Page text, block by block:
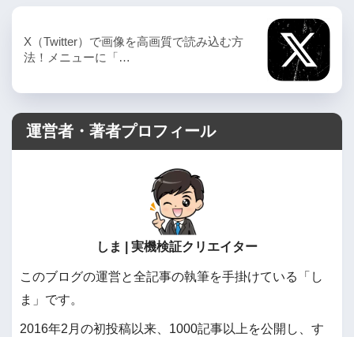
X（Twitter）で画像を高画質で読み込む方
法！メニューに「…
運営者・著者プロフィール
しま | 実機検証クリエイター
このブログの運営と全記事の執筆を手掛けている「し
ま」です。
2016年2月の初投稿以来、1000記事以上を公開し、す